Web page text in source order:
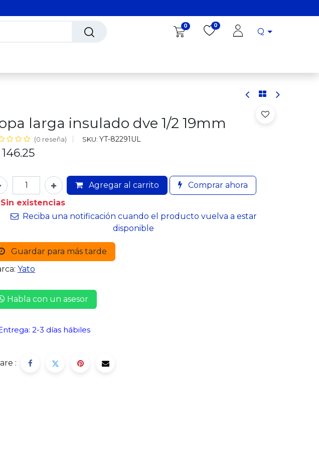
0 0
Q
larga insulado dve 1/2 19mm
(0 reseña) SKU: YT-82291UL
146.25
Agregar al carrito
Comprar ahora
Sin existencias
Reciba una notificación cuando el producto vuelva a estar
disponible
Guardar para más tarde
Yato
Habla con un asesor
2-3 días hábiles
: